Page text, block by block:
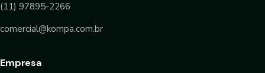
(11) 97895-2266
comercial@kompa.com.br
Empresa